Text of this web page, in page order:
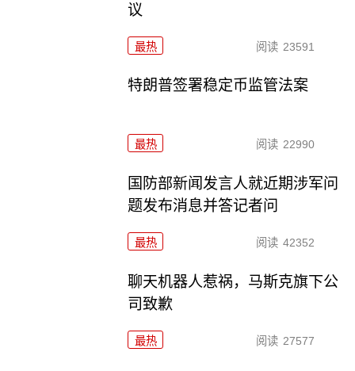
议
最热 阅读 23591
特朗普签署稳定币监管法案
最热 阅读 22990
国防部新闻发言人就近期涉军问
题发布消息并答记者问
最热 阅读 42352
聊天机器人惹祸，马斯克旗下公
司致歉
最热 阅读 27577